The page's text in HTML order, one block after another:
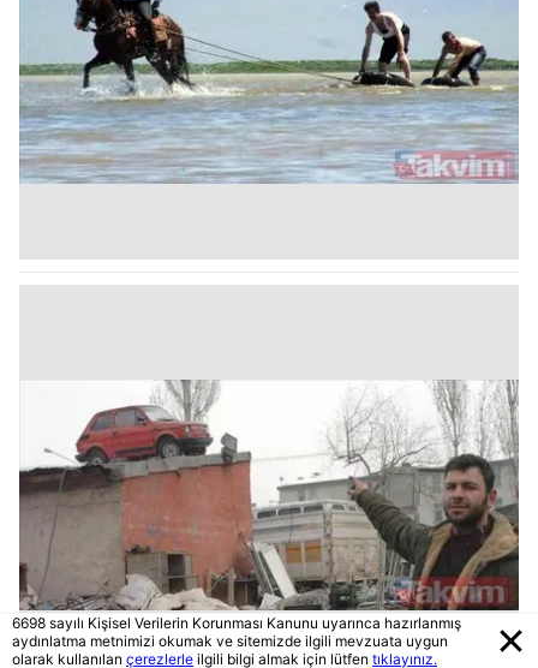
6698 sayılı Kişisel Verilerin Korunması Kanunu uyarınca hazırlanmış
aydınlatma metnimizi okumak ve sitemizde ilgili mevzuata uygun
olarak kullanılan çerezlerle ilgili bilgi almak için lütfen tıklayınız.